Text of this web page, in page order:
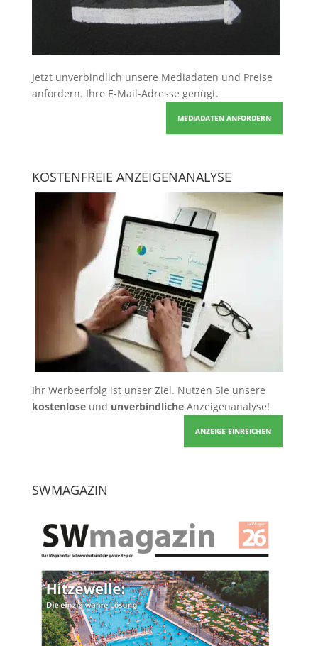
Jetzt unverbindlich unsere Mediadaten und Preise
anfordern. Ihre E-Mail-Adresse genügt.
MEDIADATEN ANFORDERN
KOSTENFREIE ANZEIGENANALYSE
Ihr Werbeerfolg ist unser Ziel. Nutzen Sie unsere
kostenloseund unverbindlicheAnzeigenanalyse!
ANZEIGE EINREICHEN
SWMAGAZIN